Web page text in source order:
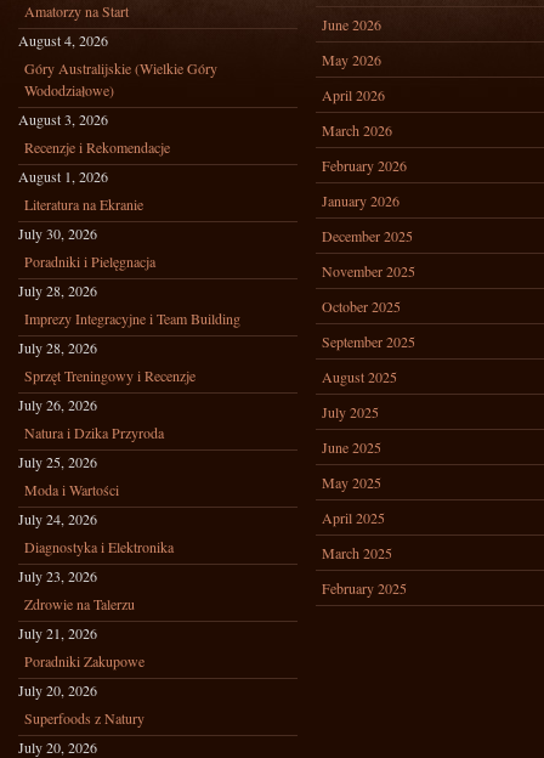
Amatorzy na Start
August 4, 2026
Góry Australijskie (Wielkie Góry
Wododziałowe)
August 3, 2026
Recenzje i Rekomendacje
August 1, 2026
Literatura na Ekranie
July 30, 2026
Poradniki i Pielęgnacja
July 28, 2026
Imprezy Integracyjne i Team Building
July 28, 2026
Sprzęt Treningowy i Recenzje
July 26, 2026
Natura i Dzika Przyroda
July 25, 2026
Moda i Wartości
July 24, 2026
Diagnostyka i Elektronika
July 23, 2026
Zdrowie na Talerzu
July 21, 2026
Poradniki Zakupowe
July 20, 2026
Superfoods z Natury
July 20, 2026
June 2026
May 2026
April 2026
March 2026
February 2026
January 2026
December 2025
November 2025
October 2025
September 2025
August 2025
July 2025
June 2025
May 2025
April 2025
March 2025
February 2025